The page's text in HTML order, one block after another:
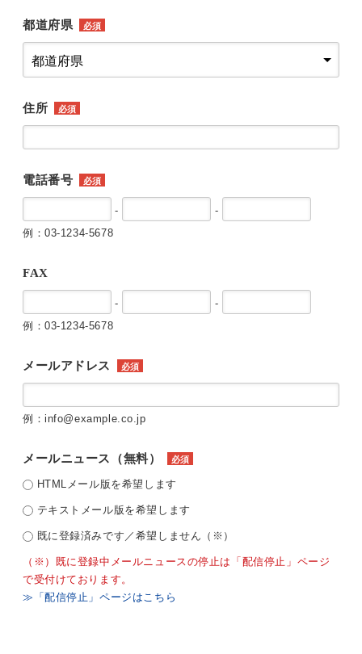
都道府県 必須
住所 必須
電話番号 必須
-
-
例：03-1234-5678
FAX
-
-
例：03-1234-5678
メールアドレス 必須
例：info@example.co.jp
メールニュース（無料） 必須
HTMLメール版を希望します
テキストメール版を希望します
既に登録済みです／希望しません（※）
（※）既に登録中メールニュースの停止は「配信停止」ページ
で受付けております。
≫「配信停止」ページはこちら